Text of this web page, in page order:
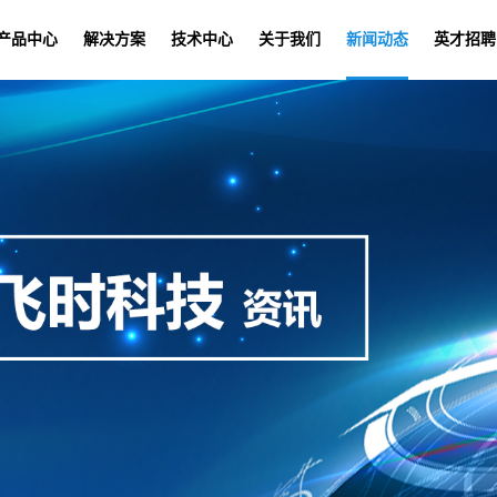
品中心 解决方案 技术中心 关于我们 新闻动态 英才招聘